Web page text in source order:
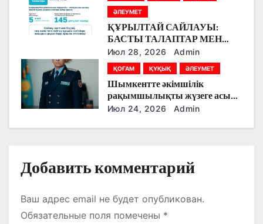
я
м
ӘЛЕУМЕТ
ҚҰРЫЛТАЙ САЙЛАУЫ:
БАСТЫ ТАЛАПТАР МЕН
ЕРЕКШЕЛІКТЕР
Июл 28, 2026 Admin
ҚОҒАМ ҚҰҚЫҚ ӘЛЕУМЕТ
Шымкентте әкімшілік
рақымшылықты жүзеге асыру
қорытындылары шығарылды
Июл 24, 2026 Admin
Добавить комментарий
Ваш адрес email не будет опубликован.
Обязательные поля помечены *